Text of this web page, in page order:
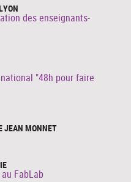
des enseignants-
"48h pour faire
JEAN MONNET
FabLab